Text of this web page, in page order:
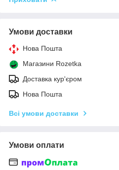
Умови доставки
Нова Пошта
Магазини Rozetka
Доставка кур'єром
Нова Пошта
Всі умови доставки
Умови оплати